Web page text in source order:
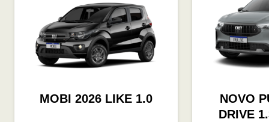
MOBI 2026 LIKE 1.0
NOVO
DRIVE